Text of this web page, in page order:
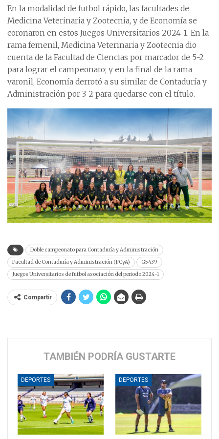
En la modalidad de futbol rápido, las facultades de
Medicina Veterinaria y Zootecnia, y de Economía se
coronaron en estos Juegos Universitarios 2024-1. En la
rama femenil, Medicina Veterinaria y Zootecnia dio
cuenta de la Facultad de Ciencias por marcador de 5-2
para lograr el campeonato; y en la final de la rama
varonil, Economía derrotó a su similar de Contaduría y
Administración por 3-2 para quedarse con el título.
Doble campeonato para Contaduría y Administración
Facultad de Contaduría y Administración (FCyA)
G5439
Juegos Universitarios de futbol asociación del periodo 2024-1
Compartir
TAMBIÉN PODRÍA GUSTARTE
DEPORTES DEPORTES